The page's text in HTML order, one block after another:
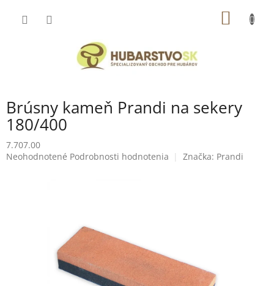
Brúsny kameň Prandi na sekery
180/400
7.707.00
Priemerné
Neohodnotené Podrobnosti hodnotenia Značka: Prandi